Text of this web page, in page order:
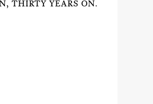
THIRTY YEARS ON.